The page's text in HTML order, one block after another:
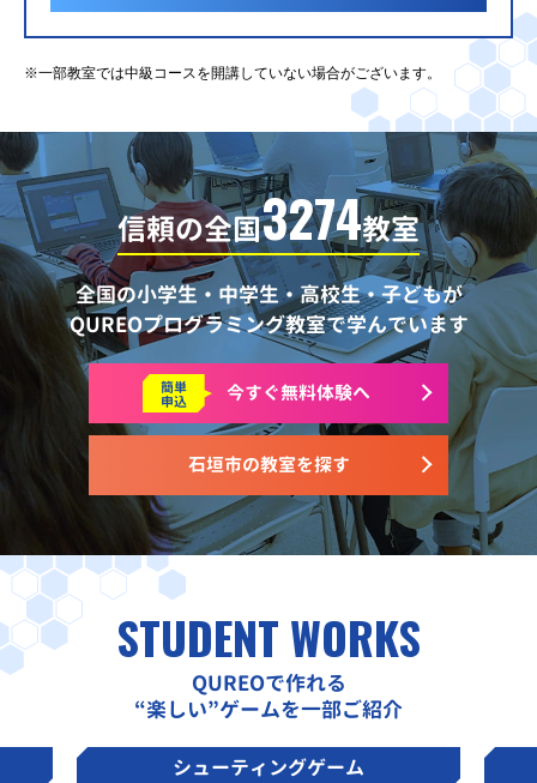
※一部教室では中級コースを開講していない場合がございます。
信頼の全国3274教室
全国の小学生・中学生・高校生・子どもが
QUREOプログラミング教室で学んでいます
石垣市の教室を探す
簡単
申込 今すぐ無料体験へ
STUDENT WORKS
QUREOで作れる
“楽しい”ゲームを一部ご紹介
シューティングゲーム